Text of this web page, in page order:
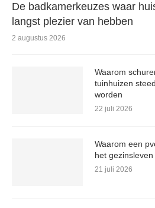
De badkamerkeuzes waar
langst plezier van hebben
2 augustus 2026
Waarom
tuinhuizen
worden
22 juli 2026
Waarom een
het gezinsleven
21 juli 2026